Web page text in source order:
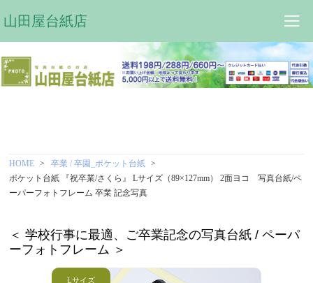
山田屋台紙店
HOME
卒業 / 卒園_ポケット台紙
ポケット台紙 『祝卒業/さくら』 Lサイズ（89×127mm） 2面ヨコ 写真台紙/ペ
ーパーフォトフレーム 卒業 記念写真
＜ 学校行事に最適、ご卒業記念の写真台紙 / ペーパ
ーフォトフレーム ＞